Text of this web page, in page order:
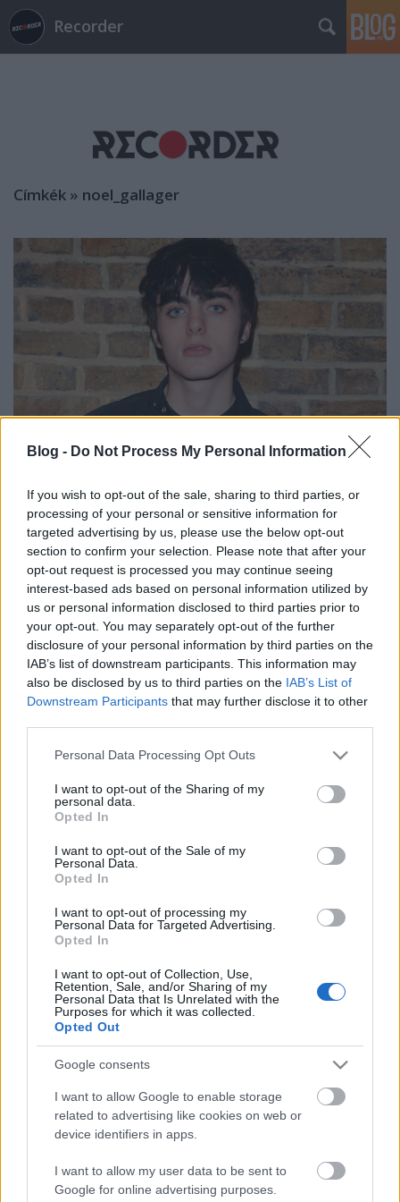
Blog - Do Not Process My Personal Information
If you wish to opt-out of the sale, sharing to third parties, or
processing of your personal or sensitive information for
targeted advertising by us, please use the below opt-out
section to confirm your selection. Please note that after your
opt-out request is processed you may continue seeing
interest-based ads based on personal information utilized by
us or personal information disclosed to third parties prior to
your opt-out. You may separately opt-out of the further
disclosure of your personal information by third parties on the
IAB’s list of downstream participants. This information may
also be disclosed by us to third parties on the IAB’s List of
Downstream Participants that may further disclose it to other
Please note that this website/app uses one or more Google
not limited to your visit or usage behaviour. You may click to
grant or deny consent to Google and its third-party tags to
use your data for below specified purposes in below Google
consent section.
Personal Data Processing Opt Outs
I want to opt-out of the Sharing of my
personal data.
Opted In
I want to opt-out of the Sale of my
Personal Data.
Opted In
I want to opt-out of processing my
Personal Data for Targeted Advertising.
Opted In
I want to opt-out of Collection, Use,
Retention, Sale, and/or Sharing of my
Personal Data that Is Unrelated with the
Purposes for which it was collected.
Opted Out
Google consents
I want to allow Google to enable storage
related to advertising like cookies on web or
device identifiers in apps.
I want to allow my user data to be sent to
Google for online advertising purposes.
Recorder
Címkék » noel_gallager
Liam Gallagher kemény övön aluli
ütést kapott saját fiától
Frontrecorder•2017. május 07.
A Beady Eye 2014-es feloszlatása óta Liam
Gallagher leginkább kocsmamodorú twitteres
odabőffentéseivel és trollkodásaival hívja fel magára
a figyelmet (már amennyire). Most őt érte
megsemmisítő erejű trolltalálat, méghozzá olyan
"Rá kellett jönnöm, hogy a
demokrácia csődöt mondott" -
Albarn és más zenészek a Brexitről
prerecorder•2016. június 24.
Az Egyesült Királyságban több okból is várhatták a